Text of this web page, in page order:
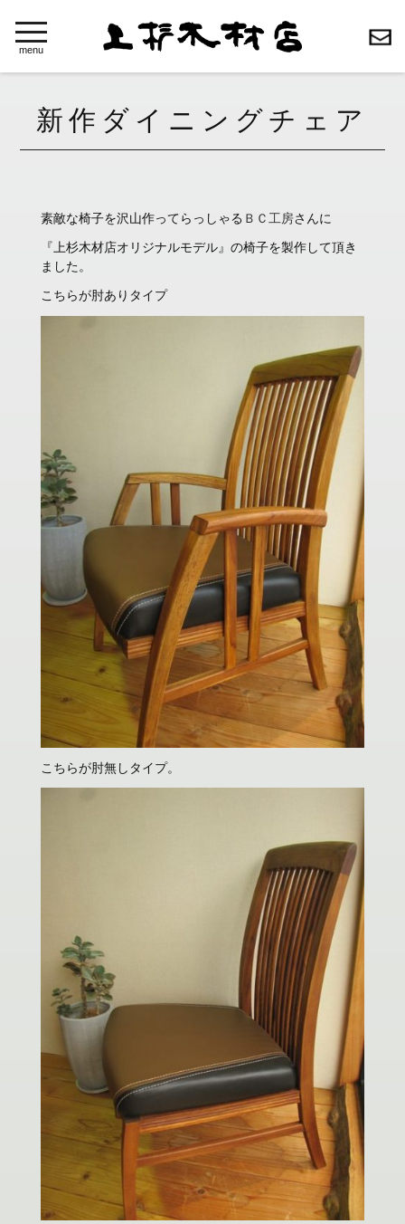
toggle
navigation
menu
新作ダイニングチェア
素敵な椅子を沢山作ってらっしゃる ＢＣ工房さんに
『上杉木材店オリジナルモデル』の椅子を製作して頂き
ました。
こちらが肘ありタイプ
こちらが肘無しタイプ。